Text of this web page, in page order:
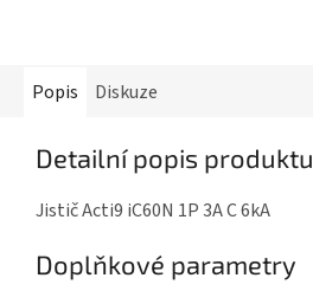
Popis Diskuze
Detailní popis produktu
Jistič Acti9 iC60N 1P 3A C 6kA
Doplňkové parametry